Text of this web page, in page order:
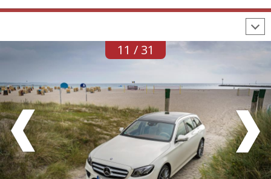
11 / 31